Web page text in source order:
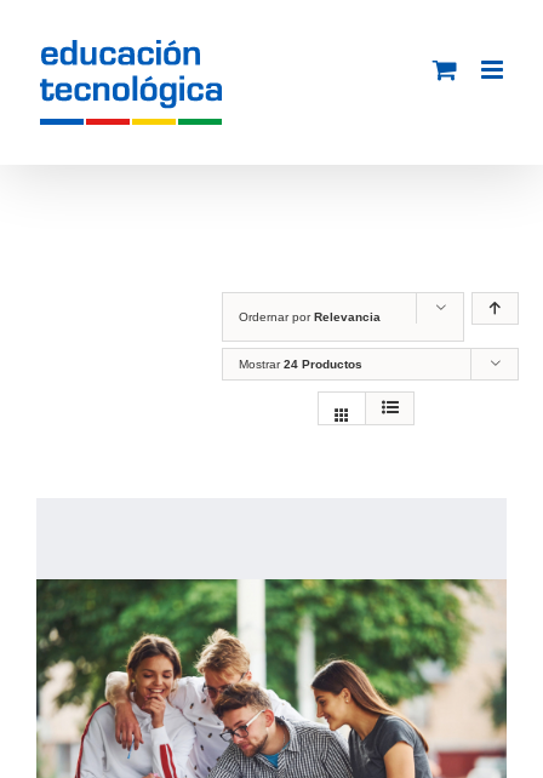
contenido
Ordernar porRelevancia
Mostrar24 Productos